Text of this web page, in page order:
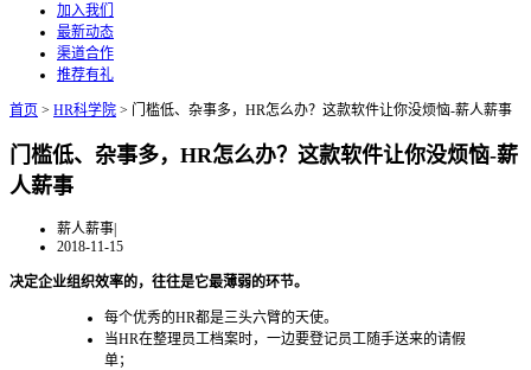
加入我们
最新动态
渠道合作
推荐有礼
首页 > HR科学院 > 门槛低、杂事多，HR怎么办？这款软件让你没烦恼-薪人薪事
门槛低、杂事多，HR怎么办？这款软件让你没烦恼-薪
人薪事
薪人薪事|
2018-11-15
决定企业组织效率的，往往是它最薄弱的环节。
每个优秀的HR都是三头六臂的天使。
当HR在整理员工档案时，一边要登记员工随手送来的请假
单；